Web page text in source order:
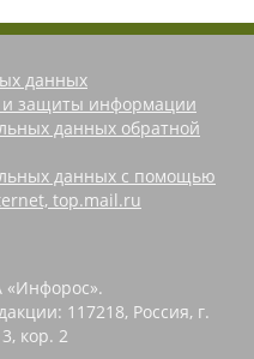
данных
и защиты информации
данных обратной
данных с помощью
top.mail.ru
117218, Россия, г.
кор. 2